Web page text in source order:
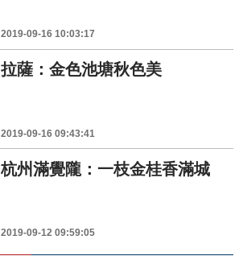
2019-09-16 10:03:17
拉薩：金色池塘秋色美
2019-09-16 09:43:41
杭州滿覺隴：一枝金桂香滿城
2019-09-12 09:59:05